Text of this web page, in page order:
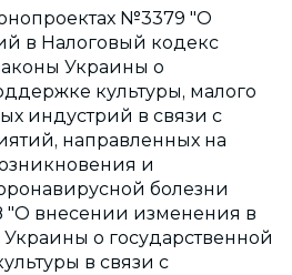
№3379 "О
в Налоговый кодекс
Украины о
культуры, малого
индустрий в связи с
направленных на
и
болезни
"О внесении изменения в
о государственной
в связи с